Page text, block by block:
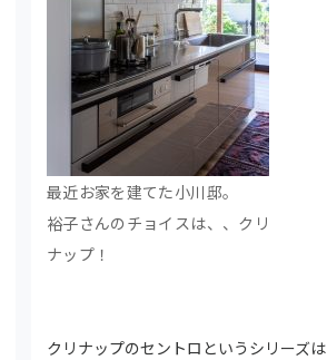
最近お家を建てた小川邸。
裕子さんのチョイスは、、クリ
ナップ！
クリナップのセントロというシリーズは